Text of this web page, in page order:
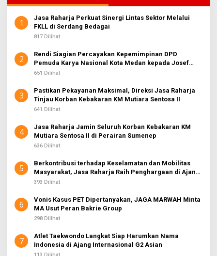
1
Jasa Raharja Perkuat Sinergi Lintas Sektor Melalui
FKLL di Serdang Bedagai
817 Dilihat
2
Rendi Siagian Percayakan Kepemimpinan DPD
Pemuda Karya Nasional Kota Medan kepada Josef
Sembiring
651 Dilihat
3
Pastikan Pekayanan Maksimal, Direksi Jasa Raharja
Tinjau Korban Kebakaran KM Mutiara Sentosa II
641 Dilihat
4
Jasa Raharja Jamin Seluruh Korban Kebakaran KM
Mutiara Sentosa II di Perairan Sumenep
636 Dilihat
5
Berkontribusi terhadap Keselamatan dan Mobilitas
Masyarakat, Jasa Raharja Raih Penghargaan di Ajang
Transportasi Indonesia Awards 2026
393 Dilihat
6
Vonis Kasus PET Dipertanyakan, JAGA MARWAH Minta
MA Usut Peran Bakrie Group
298 Dilihat
7
Atlet Taekwondo Langkat Siap Harumkan Nama
Indonesia di Ajang Internasional G2 Asian
113 Dilihat